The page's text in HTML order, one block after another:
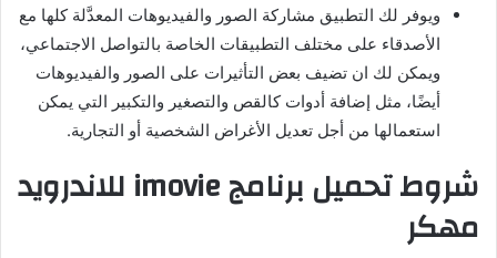
ويوفر لك التطبيق مشاركة الصور والفيديوهات المعدَّلة كلها مع
الأصدقاء على مختلف التطبيقات الخاصة بالتواصل الاجتماعي،
ويمكن لك ان تضيف بعض التأثيرات على الصور والفيديوهات
أيضًا، مثل إضافة أدوات كالقص والتصغير والتكبير التي يمكن
استعمالها من أجل تعديل الأغراض الشخصية أو التجارية.
شروط تحميل برنامج imovie للاندرويد
مهكر